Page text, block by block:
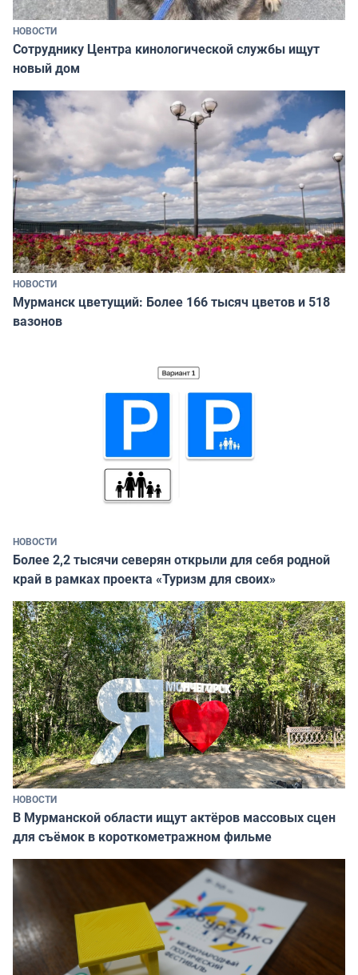
НОВОСТИ
Сотруднику Центра кинологической службы ищут
новый дом
НОВОСТИ
Мурманск цветущий: Более 166 тысяч цветов и 518
вазонов
НОВОСТИ
Более 2,2 тысячи северян открыли для себя родной
край в рамках проекта «Туризм для своих»
НОВОСТИ
В Мурманской области ищут актёров массовых сцен
для съёмок в короткометражном фильме